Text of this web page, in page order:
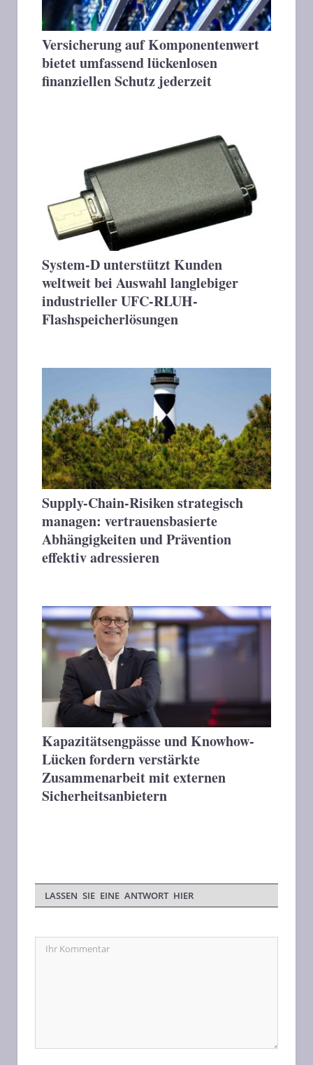
Versicherung auf Komponentenwert
bietet umfassend lückenlosen
finanziellen Schutz jederzeit
System-D unterstützt Kunden
weltweit bei Auswahl langlebiger
industrieller UFC-RLUH-
Flashspeicherlösungen
Supply-Chain-Risiken strategisch
managen: vertrauensbasierte
Abhängigkeiten und Prävention
effektiv adressieren
Kapazitätsengpässe und Knowhow-
Lücken fordern verstärkte
Zusammenarbeit mit externen
Sicherheitsanbietern
LASSEN SIE EINE ANTWORT HIER